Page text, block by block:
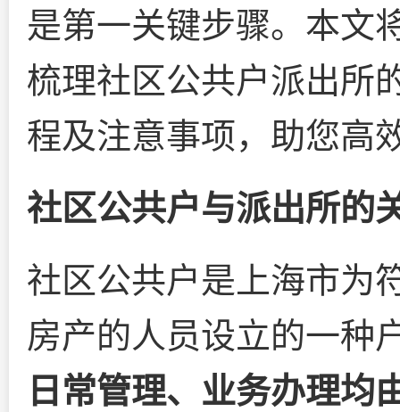
是第一关键步骤。本文
梳理社区公共户派出所
程及注意事项，助您高
社区公共户与派出所的
社区公共户是上海市为
房产的人员设立的一种
日常管理、业务办理均